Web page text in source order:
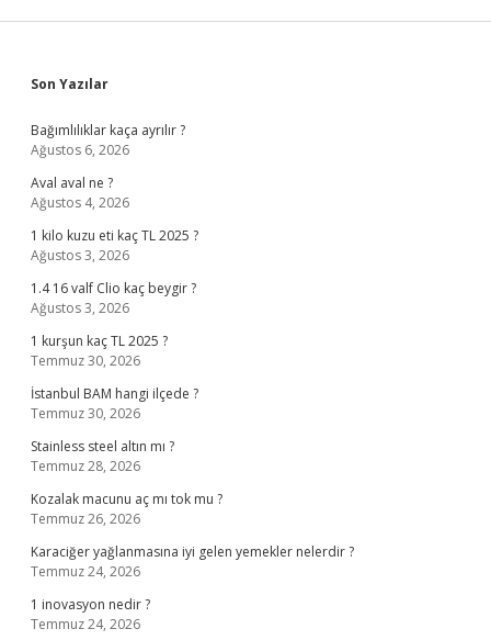
Sidebar
Son Yazılar
Bağımlılıklar kaça ayrılır ?
Ağustos 6, 2026
Aval aval ne ?
Ağustos 4, 2026
1 kilo kuzu eti kaç TL 2025 ?
Ağustos 3, 2026
1.4 16 valf Clio kaç beygir ?
Ağustos 3, 2026
1 kurşun kaç TL 2025 ?
Temmuz 30, 2026
İstanbul BAM hangi ilçede ?
Temmuz 30, 2026
Stainless steel altın mı ?
Temmuz 28, 2026
Kozalak macunu aç mı tok mu ?
Temmuz 26, 2026
Karaciğer yağlanmasına iyi gelen yemekler nelerdir ?
Temmuz 24, 2026
1 inovasyon nedir ?
Temmuz 24, 2026